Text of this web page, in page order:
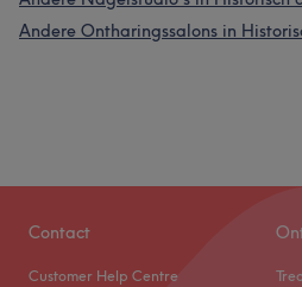
Andere Ontharingssalons in
Contact
Customer Help Centre